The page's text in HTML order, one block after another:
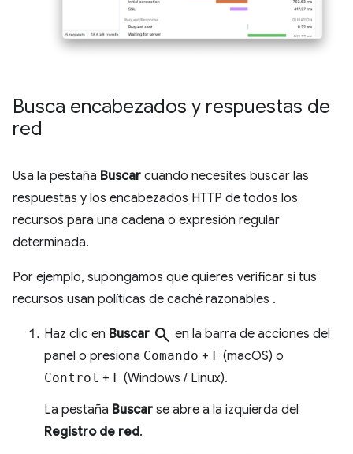
Busca encabezados y respuestas de
red
Usa la pestaña Buscar cuando necesites buscar las
respuestas y los encabezados HTTP de todos los
recursos para una cadena o expresión regular
determinada.
Por ejemplo, supongamos que quieres verificar si tus
recursos usan políticas de caché razonables .
Haz clic en Buscar search en la barra de acciones del
panel o presiona Comando + F (macOS) o
Control + F (Windows / Linux).
La pestaña Buscar se abre a la izquierda del
Registro de red.